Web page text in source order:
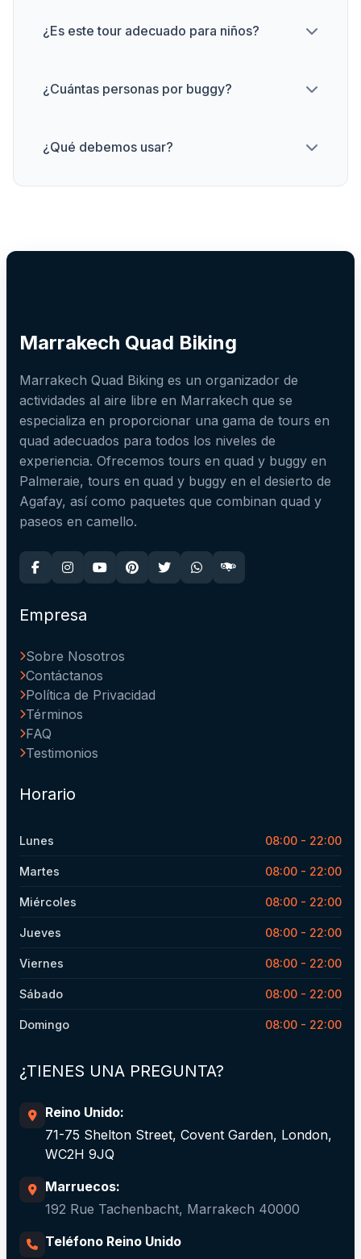
¿Es este tour adecuado para niños?
¿Cuántas personas por buggy?
¿Qué debemos usar?
Marrakech Quad Biking
Marrakech Quad Biking es un organizador de
actividades al aire libre en Marrakech que se
especializa en proporcionar una gama de tours en
quad adecuados para todos los niveles de
experiencia. Ofrecemos tours en quad y buggy en
Palmeraie, tours en quad y buggy en el desierto de
Agafay, así como paquetes que combinan quad y
paseos en camello.
Empresa
Sobre Nosotros
Contáctanos
Política de Privacidad
Términos
FAQ
Testimonios
Horario
Lunes 08:00 - 22:00
Martes 08:00 - 22:00
Miércoles 08:00 - 22:00
Jueves 08:00 - 22:00
Viernes 08:00 - 22:00
Sábado 08:00 - 22:00
Domingo 08:00 - 22:00
¿TIENES UNA PREGUNTA?
Reino Unido:
71-75 Shelton Street, Covent Garden, London,
WC2H 9JQ
Marruecos:
192 Rue Tachenbacht, Marrakech 40000
Teléfono Reino Unido